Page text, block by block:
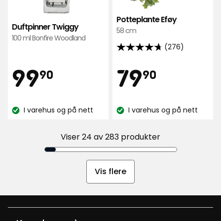
Duftpinner Twiggy
100 ml Bonfire Woodland
Pris
9990
kr
Lagerbalanse:
I varehus og på nett
Potteplante Eføy
58 cm
(276)
4.7
5
stjerner,
på
anmeldelser
Pris
7990
kr
Lagerbalanse:
I varehus og på nett
Viser 24 av 283 produkter
Vis flere